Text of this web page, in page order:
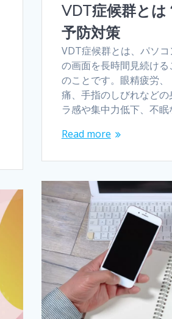
VDT症候群とは
予防対策
VDT症候群とは、パソ
の画面を長時間見続け
のことです。眼精疲労
痛、手指のしびれなど
ラ感や集中力低下、不
Read more